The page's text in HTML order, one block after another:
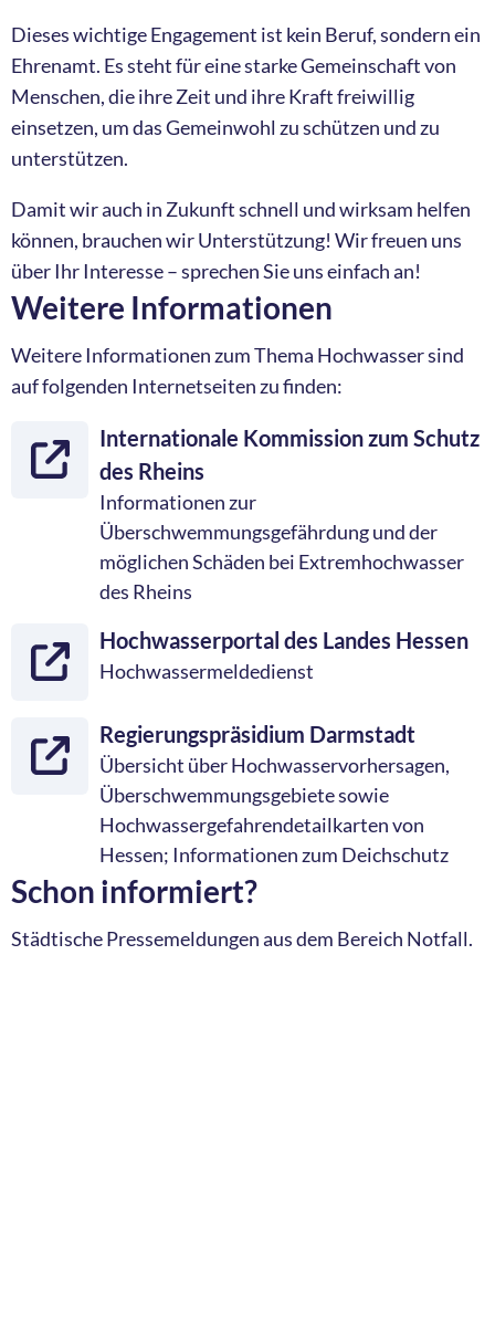
Dieses wichtige Engagement ist kein Beruf, sondern ein
Ehrenamt. Es steht für eine starke Gemeinschaft von
Menschen, die ihre Zeit und ihre Kraft freiwillig
einsetzen, um das Gemeinwohl zu schützen und zu
unterstützen.
Damit wir auch in Zukunft schnell und wirksam helfen
können, brauchen wir Unterstützung! Wir freuen uns
über Ihr Interesse – sprechen Sie uns einfach an!
Weitere Informationen
Weitere Informationen zum Thema Hochwasser sind
auf folgenden Internetseiten zu finden:
Internationale Kommission zum Schutz
des Rheins
Informationen zur
Überschwemmungsgefährdung und der
möglichen Schäden bei Extremhochwasser
des Rheins
Hochwasserportal des Landes Hessen
Hochwassermeldedienst
Regierungspräsidium Darmstadt
Übersicht über Hochwasservorhersagen,
Überschwemmungsgebiete sowie
Hochwassergefahrendetailkarten von
Hessen; Informationen zum Deichschutz
Schon informiert?
Städtische Pressemeldungen aus dem Bereich Notfall.